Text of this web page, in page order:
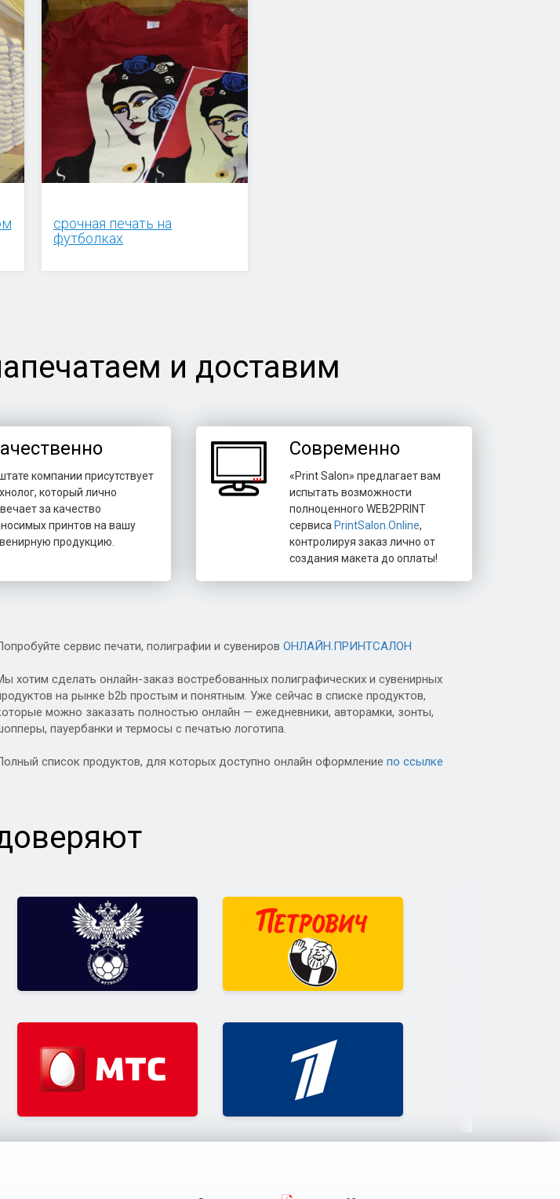
срочная печать на
футболках
и доставим
компании присутствует
который лично
за качество
принтов на вашу
продукцию.
Современно
«Print Salon» предлагает вам
испытать возможности
полноценного WEB2PRINT
сервиса PrintSalon.Online,
контролируя заказ лично от
создания макета до оплаты!
сервис печати, полиграфии и сувениров ОНЛАЙН.ПРИНТСАЛОН
хотим сделать онлайн-заказ востребованных полиграфических и сувенирных
на рынке b2b простым и понятным. Уже сейчас в списке продуктов,
можно заказать полностью онлайн — ежедневники, авторамки, зонты,
пауербанки и термосы с печатью логотипа.
список продуктов, для которых доступно онлайн оформление по ссылке